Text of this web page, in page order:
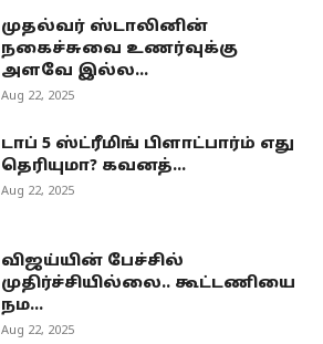
முதல்வர் ஸ்டாலினின்
நகைச்சுவை உணர்வுக்கு
அளவே இல்ல...
Aug 22, 2025
டாப் 5 ஸ்ட்ரீமிங் பிளாட்பார்ம் எது
தெரியுமா? கவனத்...
Aug 22, 2025
விஜய்யின் பேச்சில்
முதிர்ச்சியில்லை.. கூட்டணியை
நம...
Aug 22, 2025